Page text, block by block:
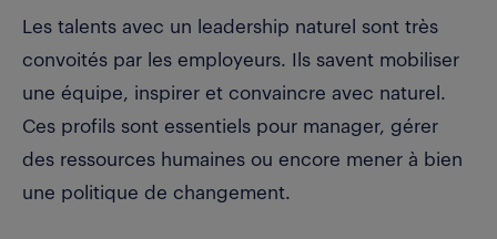
Les talents avec un leadership naturel sont très
convoités par les employeurs. Ils savent mobiliser
une équipe, inspirer et convaincre avec naturel.
Ces profils sont essentiels pour manager, gérer
des ressources humaines ou encore mener à bien
une politique de changement.